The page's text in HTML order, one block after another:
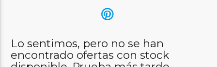
Lo sentimos, pero no se han
encontrado ofertas con stock